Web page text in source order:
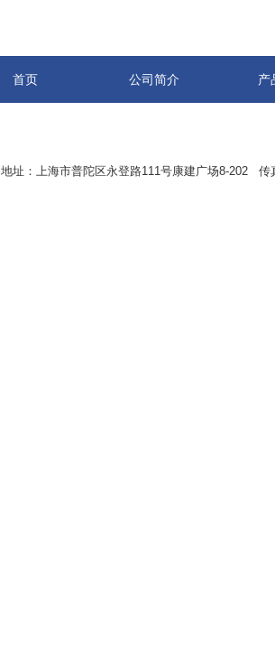
首页 公司简介 产
地址：上海市普陀区永登路111号康建广场8-202